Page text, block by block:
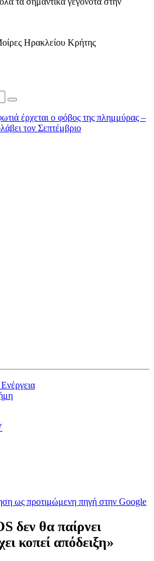
Ηρακλείου Κρήτης
έρχεται ο φόβος της πλημμύρας –
τον Σεπτέμβριο
ως προτιμώμενη πηγή στην Google
δεν θα παίρνει
κοπεί απόδειξη»